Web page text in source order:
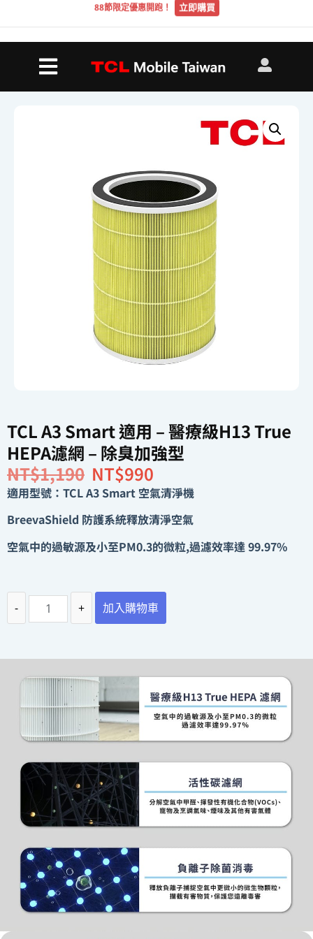
TCL A3 Smart 適用 – 醫療級H13 True
HEPA濾網 – 除臭加強型
NT$1,190 NT$990
適用型號：TCL A3 Smart 空氣清淨機
BreevaShield 防護系統釋放清淨空氣
空氣中的過敏源及小至PM0.3的微粒,過濾效率達 99.97%
- + 加入購物車